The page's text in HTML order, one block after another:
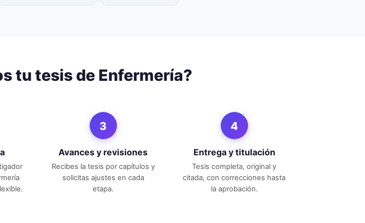
tu tesis de Enfermería?
3
Avances y revisiones
Recibes la tesis por capítulos y
solicitas ajustes en cada
etapa.
4
Entrega y titulación
Tesis completa, original y
citada, con correcciones hasta
la aprobación.